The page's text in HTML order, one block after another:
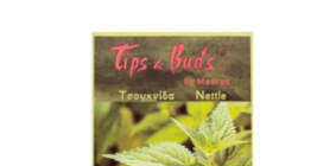
και αποκλειστικές
αγαπημένο σου τσάι.
και αποδέχομαι τους όρους στη
Όροι Χρήσης